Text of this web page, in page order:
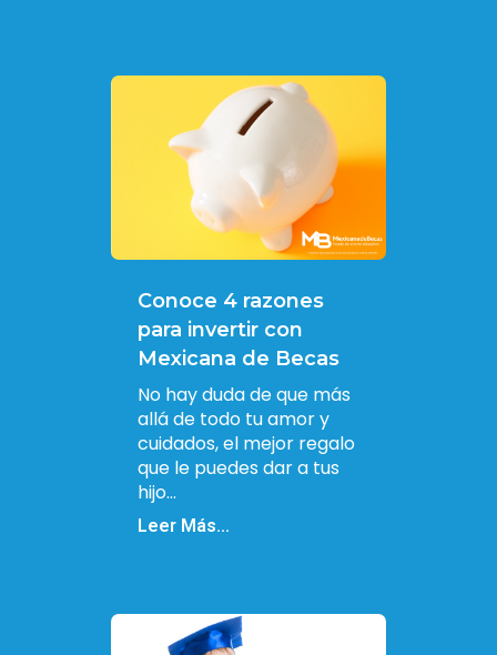
Conoce 4 razones
para invertir con
Mexicana de Becas
No hay duda de que más
allá de todo tu amor y
cuidados, el mejor regalo
que le puedes dar a tus
hijo...
Leer Más...